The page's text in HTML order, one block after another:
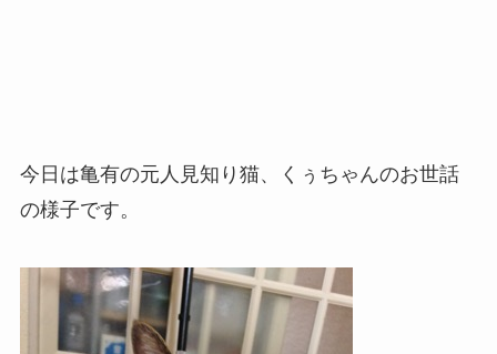
今日は亀有の元人見知り猫、くぅちゃんのお世話
の様子です。